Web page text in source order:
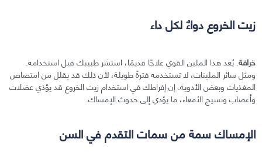
زيت الخروع دواءٌ لكل داء
خرافة. يُعد هذا الملين القوي علاجًا قديمًا، استشر طبيبك قبل استخدامه.
ومثل سائر الملينات، لا تستخدمه فترةً طويلة، لأن ذلك قد يقلل من امتصاص
المغذيات وبعض الأدوية. إن إفراطك في استخدام زيت الخروع قد يؤذي عضلات
وأعصاب ونسيج الأمعاء، ما يؤدي إلى حدوث الإمساك.
الإمساك سمة من سمات التقدم في السن